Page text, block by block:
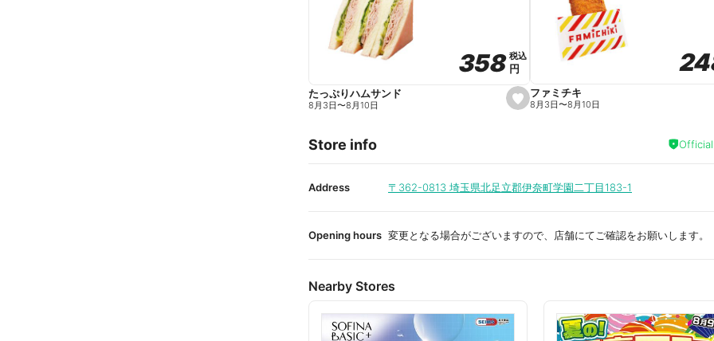
e
s
e
i
t
358
358税込
税込
円
円
たっぷりハムサンド
8月3日〜8月10日
ファミチキ
8月3日〜8月10日
Store info
Address 〒362-0813 埼玉県北足立郡伊奈町学園二丁目183-1
Opening hours 変更となる場合がございますので、店舗にてご確認をお願いします。
Nearby Stores